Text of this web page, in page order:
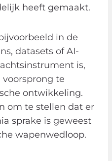
heeft gemaakt.
in de
datasets of AI-
is,
te
ontwikkeling.
om te stellen dat er
sprake is geweest
wapenwedloop.